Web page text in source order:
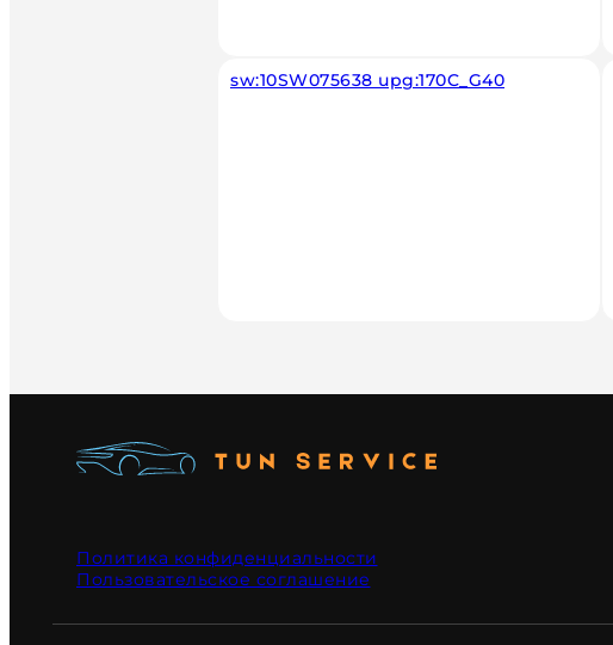
sw:10SW075638 upg:170C_G40
Политика конфиденциальности
Пользовательское соглашение